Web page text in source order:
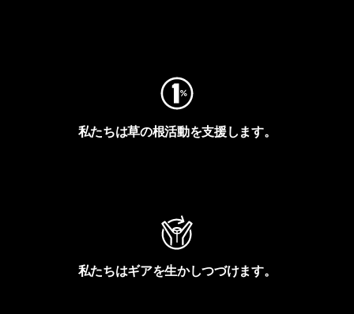
私たちは草の根活動を支援します。
私たちはギアを生かしつづけます。